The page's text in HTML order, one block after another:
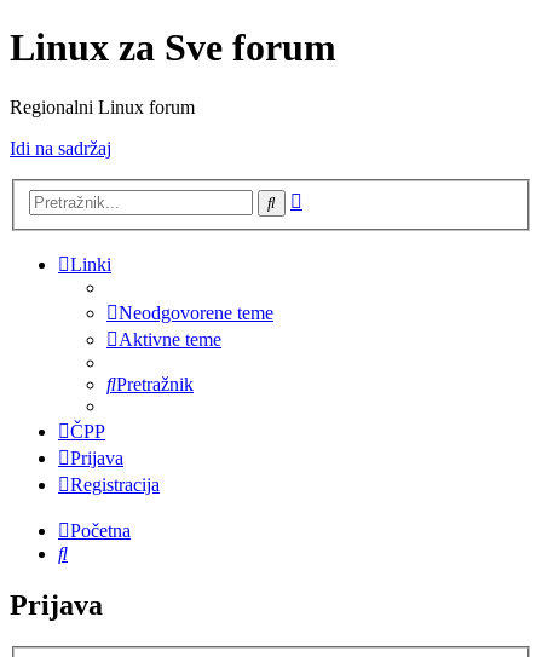
Linux za Sve forum
Regionalni Linux forum
Idi na sadržaj
Pretražnik
Linki
Neodgovorene teme
Aktivne teme
Pretražnik
ČPP
Prijava
Registracija
Početna
Pretražnik
Prijava